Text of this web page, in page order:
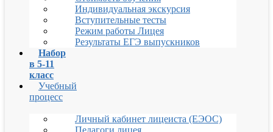
Индивидуальная экскурсия
Вступительные тесты
Режим работы Лицея
Результаты ЕГЭ выпускников
Набор
в 5-11
класс
Учебный
процесс
Личный кабинет лицеиста (ЕЭОС)